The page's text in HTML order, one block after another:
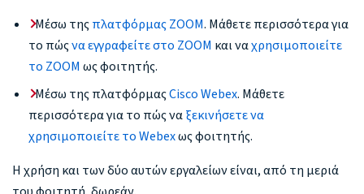
Μέσω τηςπλατφόρμας ZOOM. Μάθετε περισσότερα για
το πώςνα εγγραφείτε στο ZOOM και ναχρησιμοποιείτε
το ZOOM ως φοιτητής.
Μέσω της πλατφόρμαςCisco Webex. Μάθετε
περισσότερα για το πώς ναξεκινήσετε να
χρησιμοποιείτε το Webexως φοιτητής.
Η χρήση και των δύο αυτών εργαλείων είναι, από τη μεριά